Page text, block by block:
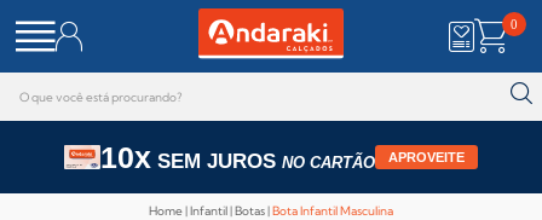
0
10x SEM JUROS NO CARTÃO APROVEITE
Home Infantil Botas Bota Infantil Masculina